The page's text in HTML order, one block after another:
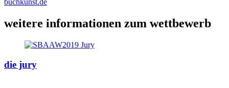
buchkunst.de
weitere informationen zum wettbewerb
die jury